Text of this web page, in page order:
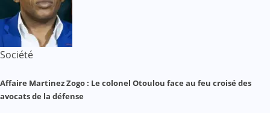
Société
Affaire Martinez Zogo : Le colonel Otoulou face au feu croisé des
avocats de la défense